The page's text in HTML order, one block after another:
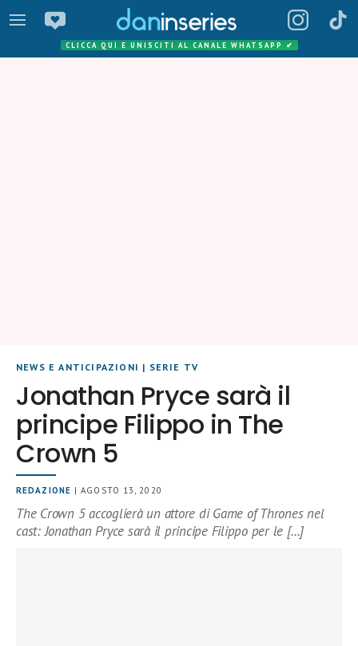
CLICCA QUI E UNISCITI AL CANALE WHATSAPP ✔
NEWS E ANTICIPAZIONI | SERIE TV
Jonathan Pryce sarà il
principe Filippo in The
Crown 5
REDAZIONE | AGOSTO 13, 2020
The Crown 5 accoglierà un attore di Game of Thrones nel
cast: Jonathan Pryce sarà il principe Filippo per le […]